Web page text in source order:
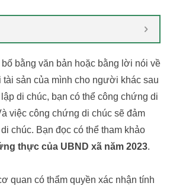
bằng văn bản hoặc bằng lời nói về
tài sản của mình cho người khác sau
di chúc, bạn có thể công chứng di
việc công chứng di chúc sẽ đảm
chúc. Bạn đọc có thể tham khảo
thực của UBND xã năm 2023.
quan có thẩm quyền xác nhận tính